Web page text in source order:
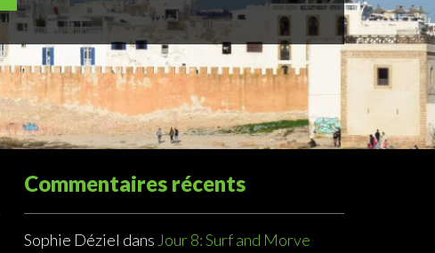
Commentaires récents
Sophie Déziel dans Jour 8: Surf and Morve